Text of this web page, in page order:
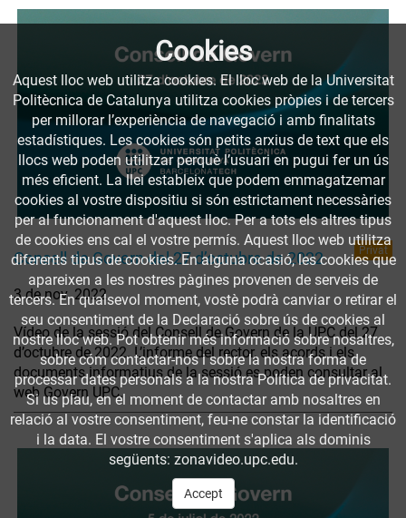
Consell de Govern del 27 d’octubre de 2022 Privat
3 de nov. 2022
Vídeo de la sessió del Consell de Govern de la UPC del 27
d’octubre de 2022. L’informe del rector, els acords i els
documents informatius de la sessió es poden consultar al
web Govern UPC.
Cookies
Aquest lloc web utilitza cookies. El lloc web de la Universitat
Politècnica de Catalunya utilitza cookies pròpies i de tercers
per millorar l’experiència de navegació i amb finalitats
estadístiques. Les cookies són petits arxius de text que els
llocs web poden utilitzar perquè l’usuari en pugui fer un ús
més eficient. La llei estableix que podem emmagatzemar
cookies al vostre dispositiu si són estrictament necessàries
per al funcionament d'aquest lloc. Per a tots els altres tipus
de cookies ens cal el vostre permís. Aquest lloc web utilitza
diferents tipus de cookies. En alguna ocasió, les cookies que
apareixen a les nostres pàgines provenen de serveis de
tercers. En qualsevol moment, vostè podrà canviar o retirar el
seu consentiment de la Declaració sobre ús de cookies al
nostre lloc web. Pot obtenir més informació sobre nosaltres,
sobre cóm contactar-nos i sobre la nostra forma de
processar dates personals a la nostra Política de privacitat.
Si us plau, en el moment de contactar amb nosaltres en
relació al vostre consentiment, feu-ne constar la identificació
i la data. El vostre consentiment s'aplica als dominis
següents: zonavideo.upc.edu.
Accept